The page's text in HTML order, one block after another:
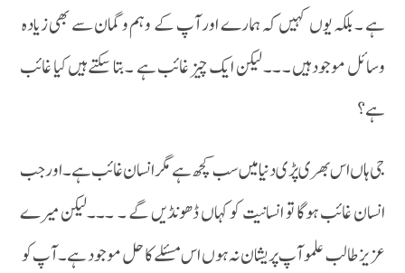
ہے ۔ بلکہ یوں کہیں کہ ہمارے اور آپ کے وہم و گمان سے بھی زیادہ
وسائل موجود ہیں ۔ ۔۔ لیکن ایک چیز غائب ہے ۔ بتا سکتے ہیں کیا غائب
ہے ؟
جی ہاں اس بھری پڑی دنیا میں سب کچھ ہے مگر انسان غائب ہے ۔ اور جب
انسان غائب ہوگا تو انسانیت کو کہاں ڈھونڈیں گے ۔ ۔۔۔لیکن میرے
عزیز طالب علمو آپ پریشان نہ ہوں اس مسئلے کا حل موجود ہے ۔ آپ کو